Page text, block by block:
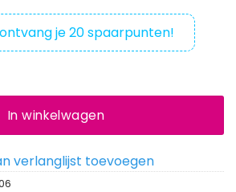
je20spaarpunten!
In winkelwagen
verlanglijst toevoegen